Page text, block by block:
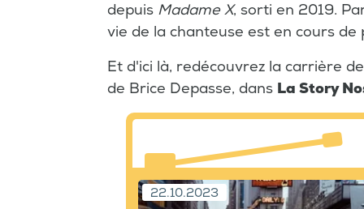
depuis Madame X, sorti en 2019.
vie de la chanteuse est en cours de
Et d'ici là, redécouvrez la carrière
de Brice Depasse, dans La Story
22.10.2023